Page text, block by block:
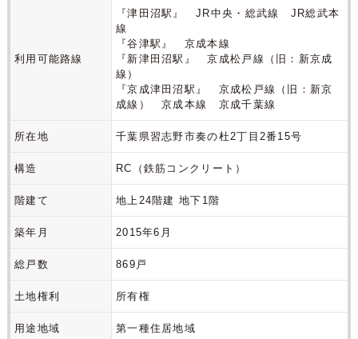
利用可能路線
『津田沼駅』
JR中央・総武線 JR総武本
線
『谷津駅』
京成本線
『新津田沼駅』
京成松戸線（旧：新京成
線）
『京成津田沼駅』
京成松戸線（旧：新京
成線） 京成本線 京成千葉線
所在地 千葉県習志野市奏の杜2丁目2番15号
構造 RC（鉄筋コンクリート）
階建て 地上24階建 地下1階
築年月 2015年6月
総戸数 869戸
土地権利 所有権
用途地域 第一種住居地域